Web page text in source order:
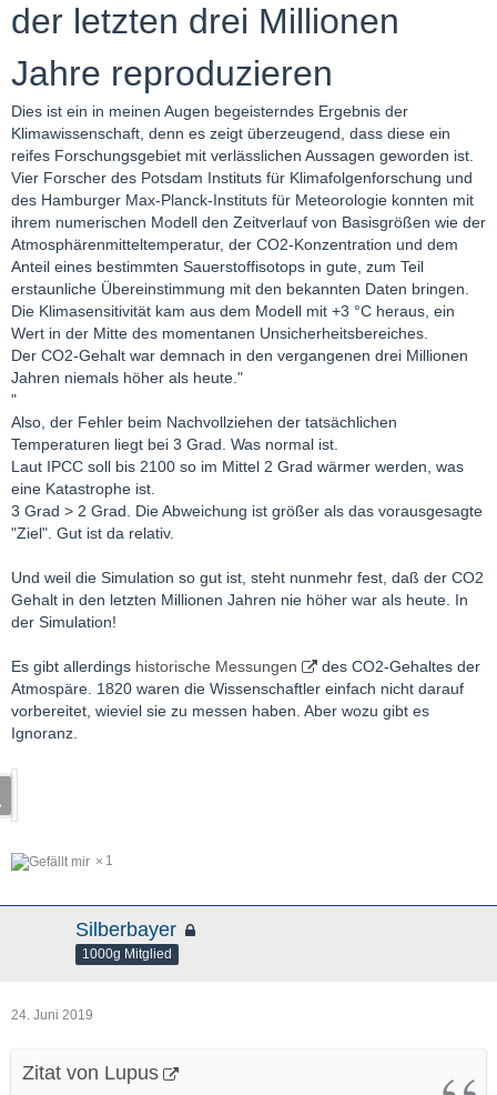
der letzten drei Millionen
Jahre reproduzieren
Dies ist ein in meinen Augen begeisterndes Ergebnis der
Klimawissenschaft, denn es zeigt überzeugend, dass diese ein
reifes Forschungsgebiet mit verlässlichen Aussagen geworden ist.
Vier Forscher des Potsdam Instituts für Klimafolgenforschung und
des Hamburger Max-Planck-Instituts für Meteorologie konnten mit
ihrem numerischen Modell den Zeitverlauf von Basisgrößen wie der
Atmosphärenmitteltemperatur, der CO2-Konzentration und dem
Anteil eines bestimmten Sauerstoffisotops in gute, zum Teil
erstaunliche Übereinstimmung mit den bekannten Daten bringen.
Die Klimasensitivität kam aus dem Modell mit +3 °C heraus, ein
Wert in der Mitte des momentanen Unsicherheitsbereiches.
Der CO2-Gehalt war demnach in den vergangenen drei Millionen
Jahren niemals höher als heute."
"
Also, der Fehler beim Nachvollziehen der tatsächlichen
Temperaturen liegt bei 3 Grad. Was normal ist.
Laut IPCC soll bis 2100 so im Mittel 2 Grad wärmer werden, was
eine Katastrophe ist.
3 Grad > 2 Grad. Die Abweichung ist größer als das vorausgesagte
"Ziel". Gut ist da relativ.
Und weil die Simulation so gut ist, steht nunmehr fest, daß der CO2
Gehalt in den letzten Millionen Jahren nie höher war als heute. In
der Simulation!
Es gibt allerdings historische Messungen
des CO2-Gehaltes der
Atmospäre. 1820 waren die Wissenschaftler einfach nicht darauf
vorbereitet, wieviel sie zu messen haben. Aber wozu gibt es
Ignoranz.
1
Silberbayer
1000g Mitglied
24. Juni 2019
Zitat von Lupus